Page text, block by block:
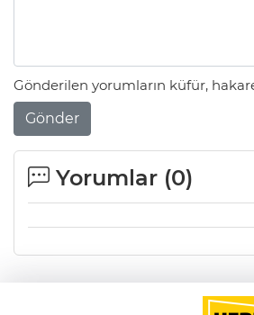
Gönderilen yorumların küfür,
Gönder
Yorumlar (0)